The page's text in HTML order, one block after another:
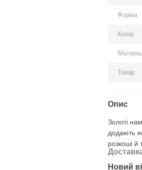
Форма
Колір
Товар
Опис
Золоті
додають
розкоші й
Новий